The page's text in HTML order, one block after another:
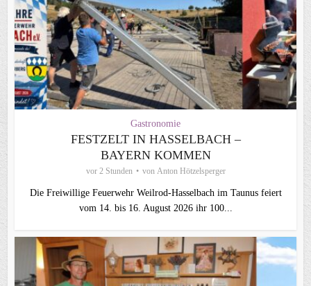
Gastronomie
FESTZELT IN HASSELBACH –
BAYERN KOMMEN
vor 2 Stunden von Anton Hötzelsperger
Die Freiwillige Feuerwehr Weilrod-Hasselbach im Taunus feiert
vom 14. bis 16. August 2026 ihr 100...